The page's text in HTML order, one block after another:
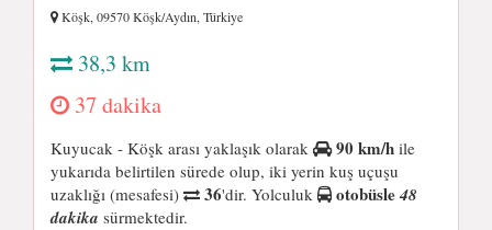
Köşk, 09570 Köşk/Aydın, Türkiye
38,3 km
37 dakika
Kuyucak - Köşk arası yaklaşık olarak 90 km/h ile
yukarıda belirtilen sürede olup, iki yerin kuş uçuşu
uzaklığı (mesafesi)
36'dir. Yolculuk otobüsle48
dakika sürmektedir.